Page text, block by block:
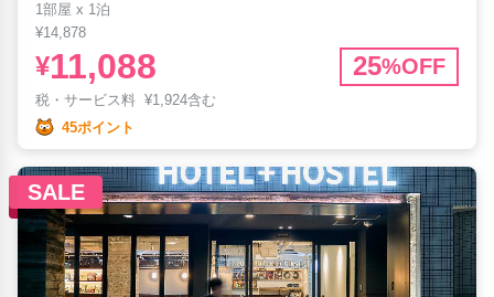
1部屋 x 1泊
¥14,878
¥11,088 25%OFF
税・サービス料 ¥1,924含む
45ポイント
SALE